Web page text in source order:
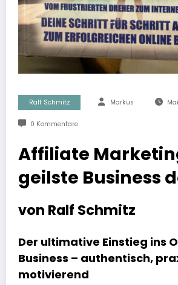
Ralf Schmitz Markus
0 Kommentare
Affiliate
geilste Business
von Ralf Schmitz
Der ultimative Einstieg ins
Business – authentisch,
motivierend